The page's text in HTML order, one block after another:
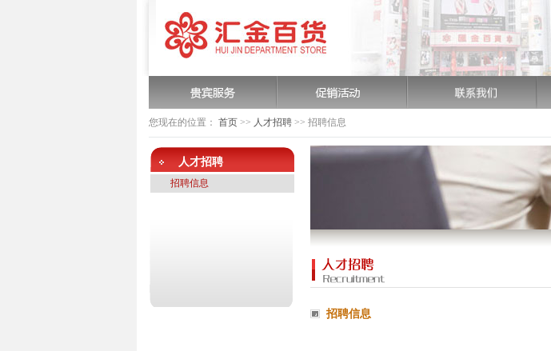
您现在的位置： 首页 >> 人才招聘 >> 招聘信息
人才招聘
招聘信息
招聘信息